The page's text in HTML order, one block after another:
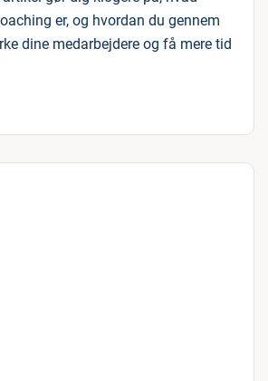
er, og hvordan du gennem
dine medarbejdere og få mere tid